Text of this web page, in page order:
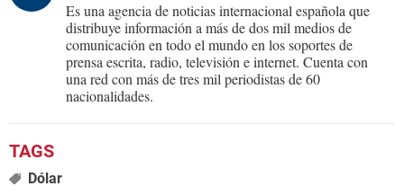
Es una agencia de noticias internacional española que
distribuye información a más de dos mil medios de
comunicación en todo el mundo en los soportes de
prensa escrita, radio, televisión e internet. Cuenta con
una red con más de tres mil periodistas de 60
nacionalidades.
Dólar